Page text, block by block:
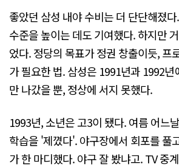
좋았던 삼성 내야 수비는 더 단단해졌
수준을 높이는 데도 기여했다. 하지만
었다. 정당의 목표가 정권 창출이듯, 프
가 필요한 법. 삼성은 1991년과 1992
만 나갔을 뿐, 정상에 서지 못했다.
1993년, 소년은 고3이 됐다. 여름 어느
학습을 '제꼈다'. 야구장에서 회포를 풀
가 한 마디했다. 야구 잘 봤냐고. TV 중